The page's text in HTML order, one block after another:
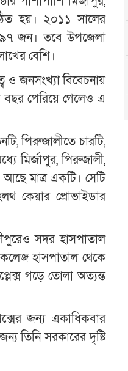
হয়। ২০১১ সালের
জন। তবে উপজেলা
বেশি।
জনসংখ্যা বিবেচনায়
বছর পেরিয়ে গেলেও এ
পিরুজালীতে চারটি,
মির্জাপুর, পিরুজালী,
আছে মাত্র একটি। সেটি
কেয়ার প্রোভাইডার
সদর হাসপাতাল
কলেজ হাসপাতাল থেকে
গড়ে তোলা অত্যন্ত
জন্য একাধিকবার
তিনি সরকারের দৃষ্টি